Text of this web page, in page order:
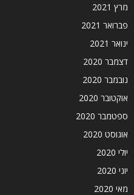
מרץ 2021
פברואר 2021
ינואר 2021
דצמבר 2020
נובמבר 2020
אוקטובר 2020
ספטמבר 2020
אוגוסט 2020
יולי 2020
יוני 2020
מאי 2020